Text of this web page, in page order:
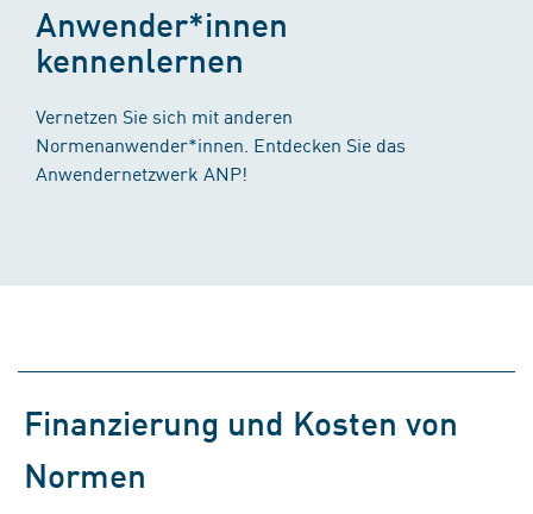
Anwender*innen
kennenlernen
Vernetzen Sie sich mit anderen
Normenanwender*innen. Entdecken Sie das
Anwendernetzwerk ANP!
Finanzierung und Kosten von
Normen